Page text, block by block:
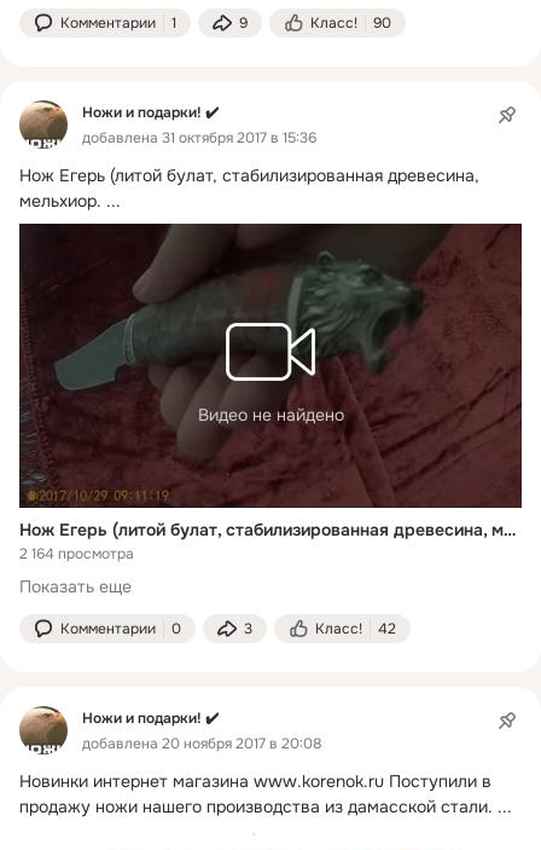
Комментарии 1 9 Класс! 90
Ножи и подарки! ✔️
добавлена 31 октября 2017 в 15:36
Нож Егерь (литой булат, стабилизированная древесина,
мельхиор. ...
Видео не найдено
Нож Егерь (литой булат, стабилизированная древесина, мельхиор.)
2 164 просмотра
Показать еще
Комментарии 0 3 Класс! 42
Ножи и подарки! ✔️
добавлена 20 ноября 2017 в 20:08
Новинки интернет магазина www.korenok.ru Поступили в
продажу ножи нашего производства из дамасской стали. ...